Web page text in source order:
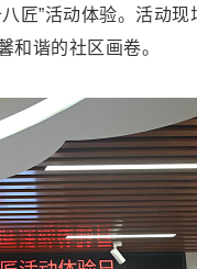
匠”活动体验。活动现
和谐的社区画卷。